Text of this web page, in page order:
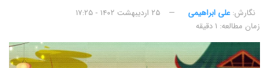
نگارش:‌ علی ابراهیمی
۲۵ اردیبهشت ۱۴۰۲ - ۱۷:۲۵
زمان مطالعه: ۱ دقیقه